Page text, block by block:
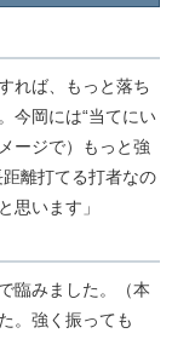
れば、もっと落ち
今岡には“当てにい
ージで）もっと強
離打てる打者なの
思います」
臨みました。（本
。強く振っても